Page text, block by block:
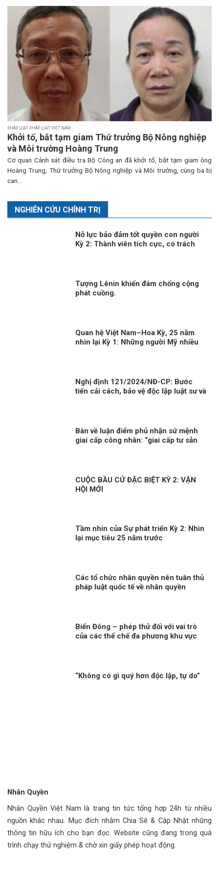
PHÁP LUẬT PHÁP LUẬT VIỆT NAM
Khởi tố, bắt tạm giam Thứ trưởng Bộ Nông nghiệp
và Môi trường Hoàng Trung
Cơ quan Cảnh sát điều tra Bộ Công an đã khởi tố, bắt tạm giam ông
Hoàng Trung, Thứ trưởng Bộ Nông nghiệp và Môi trường, cùng ba bị
can...
NGHIÊN CỨU CHÍNH TRỊ
Nỗ lực bảo đảm tốt quyền con người
Kỳ 2: Thành viên tích cực, có trách
Tượng Lênin khiến đám chống cộng
phát cuồng.
Quan hệ Việt Nam–Hoa Kỳ, 25 năm
nhìn lại Kỳ 1: Những người Mỹ nhiều
Nghị định 121/2024/NĐ-CP: Bước
tiến cải cách, bảo vệ độc lập luật sư và
Bàn về luận điểm phủ nhận sứ mệnh
giai cấp công nhân: “giai cấp tư sản
CUỘC BẦU CỬ ĐẶC BIỆT KỲ 2: VẬN
HỘI MỚI
Tầm nhìn của Sự phát triển Kỳ 2: Nhìn
lại mục tiêu 25 năm trước
Các tổ chức nhân quyền nên tuân thủ
pháp luật quốc tế về nhân quyền
Biển Đông – phép thử đối với vai trò
của các thể chế đa phương khu vực
“Không có gì quý hơn độc lập, tự do”
Nhân Quyền
Nhân Quyền Việt Nam là trang tin tức tổng hợp 24h từ nhiều
nguồn khác nhau. Mục đích nhằm Chia Sẽ & Cập Nhật những
thông tin hữu ích cho bạn đọc. Website cũng đang trong quá
trình chạy thử nghiệm & chờ xin giấy phép hoạt động.